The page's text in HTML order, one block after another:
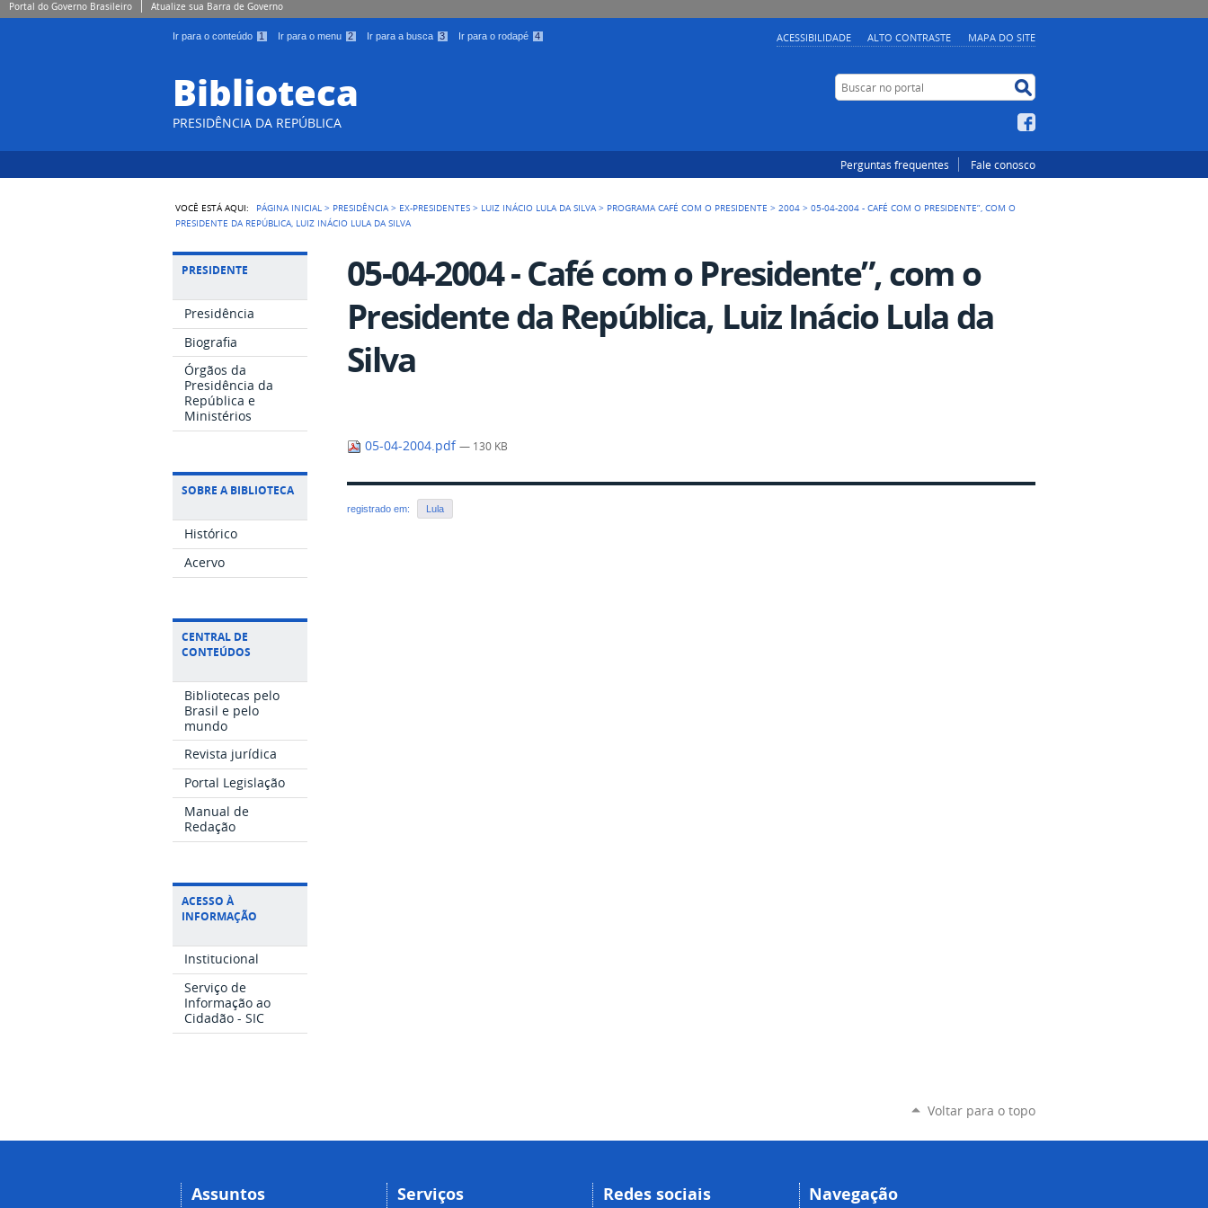
Portal do Governo Brasileiro Atualize sua Barra de Governo
Ir para o conteúdo 1 Ir para o menu 2 Ir para a busca 3 Ir para o rodapé 4 ACESSIBILIDADE ALTO CONTRASTE MAPA DO SITE
Biblioteca
PRESIDÊNCIA DA REPÚBLICA
Buscar no portal
Perguntas frequentes Fale conosco
VOCÊ ESTÁ AQUI: PÁGINA INICIAL > PRESIDÊNCIA > EX-PRESIDENTES > LUIZ INÁCIO LULA DA SILVA > PROGRAMA CAFÉ COM O PRESIDENTE >2004 >05-04-2004 - CAFÉ COM O PRESIDENTE”, COM O
PRESIDENTE DA REPÚBLICA, LUIZ INÁCIO LULA DA SILVA
PRESIDENTE
Presidência
Biografia
Órgãos da
Presidência da
República e
Ministérios
SOBRE A BIBLIOTECA
Histórico
Acervo
CENTRAL DE
CONTEÚDOS
Bibliotecas pelo
Brasil e pelo
mundo
Revista jurídica
Portal Legislação
Manual de
Redação
ACESSO À
INFORMAÇÃO
Institucional
Serviço de
Informação ao
Cidadão - SIC
05-04-2004 - Café com o Presidente”, com o
Presidente da República, Luiz Inácio Lula da
Silva
05-04-2004.pdf— 130 KB
registrado em: Lula
Voltar para o topo
Assuntos Serviços Redes sociais Navegação